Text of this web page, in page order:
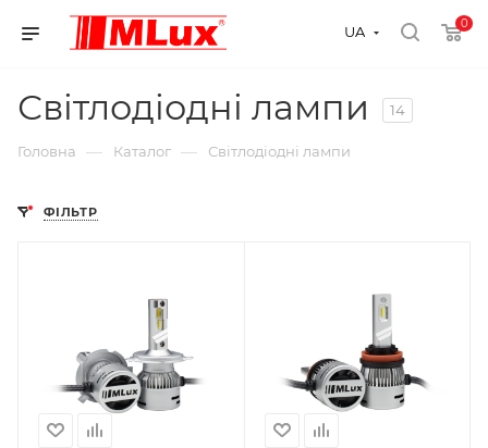
0
UA
Світлодіодні лампи 14
Головна — Каталог — Світлодіодні лампи
ФІЛЬТР